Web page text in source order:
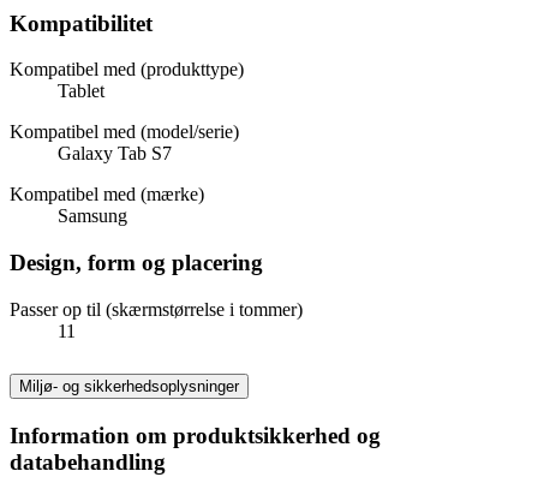
Kompatibilitet
Kompatibel med (produkttype)
Tablet
Kompatibel med (model/serie)
Galaxy Tab S7
Kompatibel med (mærke)
Samsung
Design, form og placering
Passer op til (skærmstørrelse i tommer)
11
Miljø- og sikkerhedsoplysninger
Information om produktsikkerhed og
databehandling